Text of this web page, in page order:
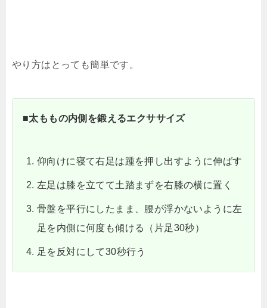
やり方はとっても簡単です。
■太ももの内側を鍛えるエクササイズ
仰向けに寝て右足は踵を押し出すように伸ばす
左足は膝を立てて土踏まずを右膝の横に置く
骨盤を平行にしたまま、腰が浮かないように左
足を内側に何度も傾ける（片足30秒）
足を反対にして30秒行う